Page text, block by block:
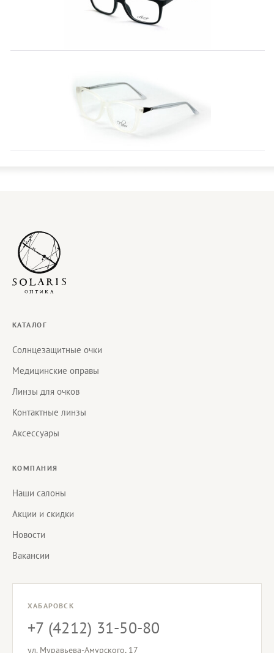
КАТАЛОГ
Солнцезащитные очки
Медицинские оправы
Линзы для очков
Контактные линзы
Аксессуары
КОМПАНИЯ
Наши салоны
Акции и скидки
Новости
Вакансии
ХАБАРОВСК
+7 (4212) 31-50-80
ул. Муравьева-Амурского, 17